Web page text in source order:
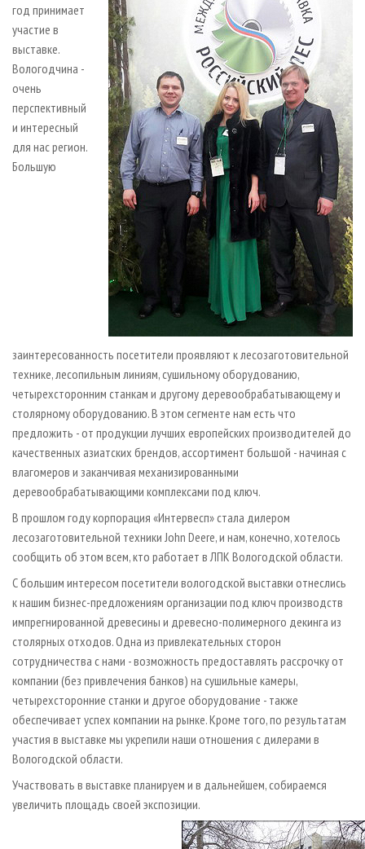
год принимает
участие в
выставке.
Вологодчина -
очень
перспективный
и интересный
для нас регион.
Большую
заинтересованность посетители проявляют к лесозаготовительной
технике, лесопильным линиям, сушильному оборудованию,
четырехсторонним станкам и другому деревообрабатывающему и
столярному оборудованию. В этом сегменте нам есть что
предложить - от продукции лучших европейских производителей до
качественных азиатских брендов, ассортимент большой - начиная с
влагомеров и заканчивая механизированными
деревообрабатывающими комплексами под ключ.
В прошлом году корпорация «Интервесп» стала дилером
лесозаготовительной техники John Deere, и нам, конечно, хотелось
сообщить об этом всем, кто работает в ЛПК Вологодской области.
С большим интересом посетители вологодской выставки отнеслись
к нашим бизнес-предложениям организации под ключ производств
импрегнированной древесины и древесно-полимерного декинга из
столярных отходов. Одна из привлекательных сторон
сотрудничества с нами - возможность предоставлять рассрочку от
компании (без привлечения банков) на сушильные камеры,
четырехсторонние станки и другое оборудование - также
обеспечивает успех компании на рынке. Кроме того, по результатам
участия в выставке мы укрепили наши отношения с дилерами в
Вологодской области.
Участвовать в выставке планируем и в дальнейшем, собираемся
увеличить площадь своей экспозиции.